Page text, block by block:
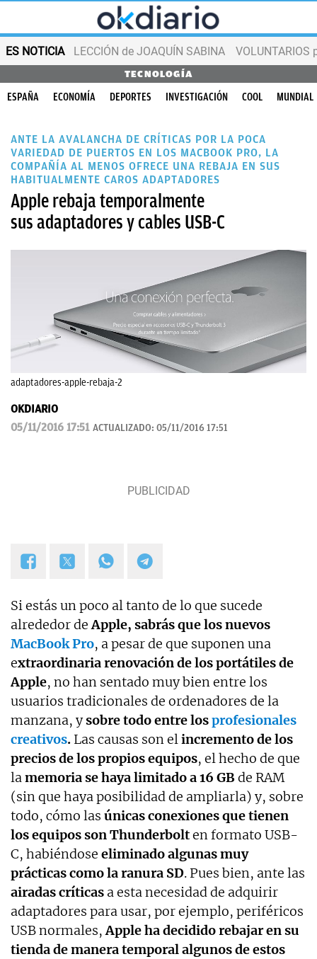
ES NOTICIA LECCIÓN de JOAQUÍN SABINA VOLUNTARIOS
TECNOLOGÍA
ESPAÑA ECONOMÍA DEPORTES INVESTIGACIÓN COOL MUNDIAL
ANTE LA AVALANCHA DE CRÍTICAS POR LA POCA
VARIEDAD DE PUERTOS EN LOS MACBOOK PRO, LA
COMPAÑÍA AL MENOS OFRECE UNA REBAJA EN SUS
HABITUALMENTE CAROS ADAPTADORES
Apple rebaja temporalmente
sus adaptadores y cables USB-C
adaptadores-apple-rebaja-2
OKDIARIO
05/11/2016 17:51 ACTUALIZADO: 05/11/2016 17:51
Si estás un poco al tanto de lo que sucede
alrededor deApple, sabrás que los nuevos
MacBook Pro, a pesar de que suponen una
extraordinaria renovación de los portátiles de
Apple, no han sentado muy bien entre los
usuarios tradicionales de ordenadores de la
manzana, ysobre todo entre losprofesionales
creativos. Las causas son elincremento de los
precios de los propios equipos, el hecho de que
lamemoria se haya limitado a 16 GB de RAM
(sin que haya posibilidad de ampliarla) y, sobre
todo, cómo las únicas conexiones que tienen
los equipos son Thunderbolten formato USB-
C, habiéndose eliminado algunas muy
prácticas como la ranura SD. Pues bien, ante las
airadas críticas a esta necesidad de adquirir
adaptadores para usar, por ejemplo, periféricos
USB normales,Apple ha decidido rebajar en su
tienda de manera temporal algunos de estos